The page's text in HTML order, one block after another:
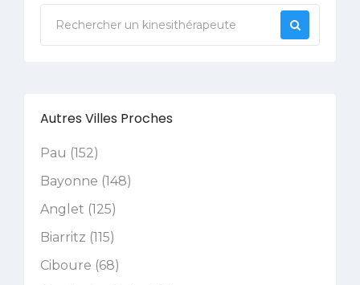
Autres Villes Proches
Pau (152)
Bayonne (148)
Anglet (125)
Biarritz (115)
Ciboure (68)